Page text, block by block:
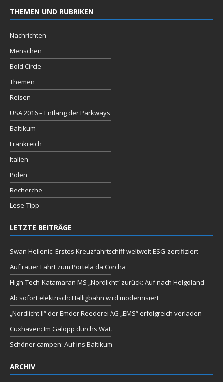
THEMEN UND RUBRIKEN
Nachrichten
Menschen
Bold Circle
Themen
Reisen
USA 2016 – Entlang der Parkways
Baltikum
Frankreich
Italien
Polen
Recherche
Lese-Tipp
LETZTE BEITRÄGE
Swan Hellenic: Erstes Kreuzfahrtschiff weltweit ESG-zertifiziert
Auf rauer Fahrt zum Portela da Corcha
High-Tech-Katamaran MS „Nordlicht“ zurück: Auf nach Helgoland
Ab sofort elektrisch: Halligbahn wird modernisiert
„Nordlicht II“ der Emder Reederei AG „EMS“ erfolgreich verladen
Cuxhaven: Im Galopp durchs Watt
Schöner campen: Auf ins Baltikum
ARCHIV